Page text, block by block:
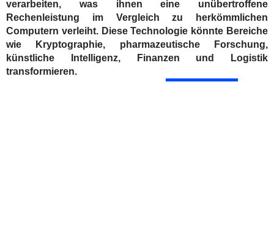
verarbeiten, was ihnen eine unübertroffene
Rechenleistung im Vergleich zu herkömmlichen
Computern verleiht. Diese Technologie könnte Bereiche
wie Kryptographie, pharmazeutische Forschung,
künstliche Intelligenz, Finanzen und Logistik
transformieren.